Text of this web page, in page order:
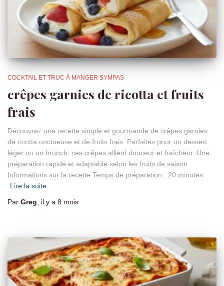
COCKTAIL ET TRUC À MANGER SYMPAS
crêpes garnies de ricotta et fruits
frais
Découvrez une recette simple et gourmande de crêpes garnies
de ricotta onctueuse et de fruits frais. Parfaites pour un dessert
léger ou un brunch, ces crêpes allient douceur et fraîcheur. Une
préparation rapide et adaptable selon les fruits de saison.
Informations sur la recette Temps de préparation : 20 minutes
Lire la suite
Par Greg , il y a 8 mois